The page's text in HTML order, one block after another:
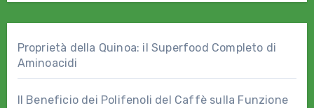
Proprietà della Quinoa: il Superfood Completo di
Aminoacidi
Il Beneficio dei Polifenoli del Caffè sulla Funzione